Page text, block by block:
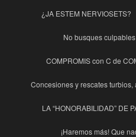
¿JA ESTEM NERVIOSETS?
No busques
COMPROMIS con C de
Concesiones y rescates
LA “HONORABILIDAD” DE
¡Haremos más! Que